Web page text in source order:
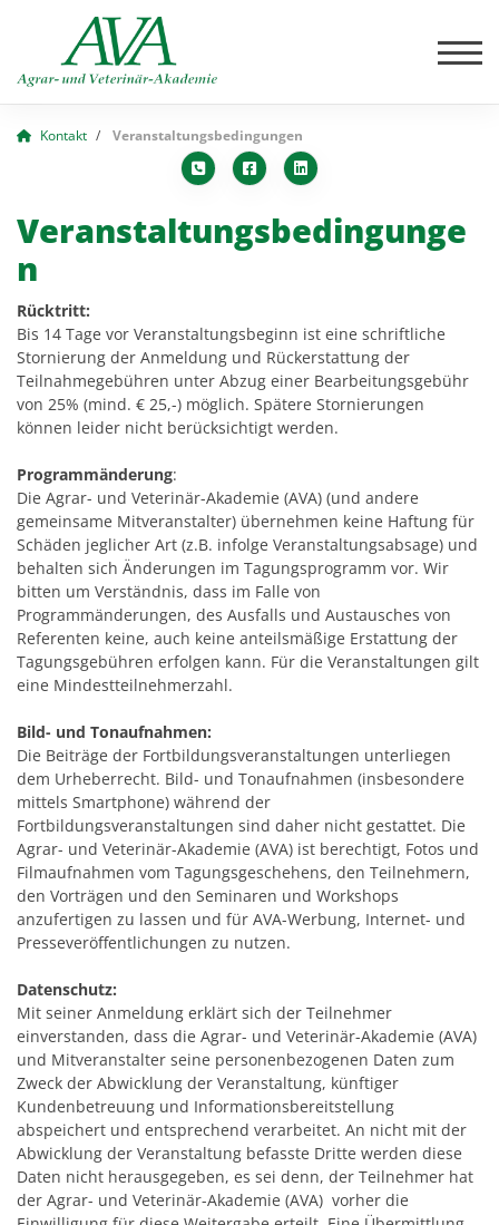
Kontakt Veranstaltungsbedingungen
Veranstaltungsbedingunge
n
Rücktritt:
Bis 14 Tage vor Veranstaltungsbeginn ist eine schriftliche
Stornierung der Anmeldung und Rückerstattung der
Teilnahmegebühren unter Abzug einer Bearbeitungsgebühr
von 25% (mind. € 25,-) möglich. Spätere Stornierungen
können leider nicht berücksichtigt werden.
Programmänderung:
Die Agrar- und Veterinär-Akademie (AVA) (und andere
gemeinsame Mitveranstalter) übernehmen keine Haftung für
Schäden jeglicher Art (z.B. infolge Veranstaltungsabsage) und
behalten sich Änderungen im Tagungsprogramm vor. Wir
bitten um Verständnis, dass im Falle von
Programmänderungen, des Ausfalls und Austausches von
Referenten keine, auch keine anteilsmäßige Erstattung der
Tagungsgebühren erfolgen kann. Für die Veranstaltungen gilt
eine Mindestteilnehmerzahl.
Bild- und Tonaufnahmen:
Die Beiträge der Fortbildungsveranstaltungen unterliegen
dem Urheberrecht. Bild- und Tonaufnahmen (insbesondere
mittels Smartphone) während der
Fortbildungsveranstaltungen sind daher nicht gestattet. Die
Agrar- und Veterinär-Akademie (AVA) ist berechtigt, Fotos und
Filmaufnahmen vom Tagungsgeschehens, den Teilnehmern,
den Vorträgen und den Seminaren und Workshops
anzufertigen zu lassen und für AVA-Werbung, Internet- und
Presseveröffentlichungen zu nutzen.
Datenschutz:
Mit seiner Anmeldung erklärt sich der Teilnehmer
einverstanden, dass die Agrar- und Veterinär-Akademie (AVA)
und Mitveranstalter seine personenbezogenen Daten zum
Zweck der Abwicklung der Veranstaltung, künftiger
Kundenbetreuung und Informationsbereitstellung
abspeichert und entsprechend verarbeitet. An nicht mit der
Abwicklung der Veranstaltung befasste Dritte werden diese
Daten nicht herausgegeben, es sei denn, der Teilnehmer hat
der Agrar- und Veterinär-Akademie (AVA) vorher die